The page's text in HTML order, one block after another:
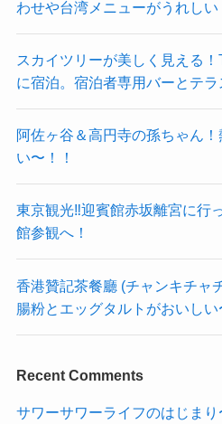
わせや台湾メニューがうれしい
スカイツリーが美しく見える
に宿泊。宿泊者専用バーとテラ
阿佐ヶ谷＆高円寺の孫ちゃん
い〜！！
東京観光‼︎迎賓館赤坂離宮に行
館参観へ！
香港贊記茶餐廳 (チャンキチャ
腸粉とエッグタルトがおいしい
Recent Comments
サワーサワーライフのはじまり